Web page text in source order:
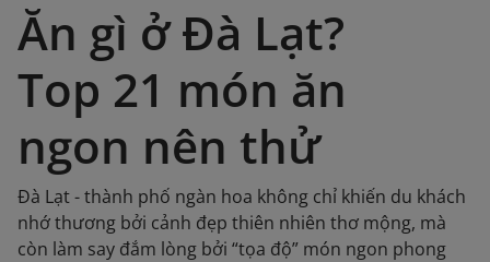
Ăn gì ở Đà Lạt?
Top 21 món ăn
ngon nên thử
Đà Lạt - thành phố ngàn hoa không chỉ khiến du khách
nhớ thương bởi cảnh đẹp thiên nhiên thơ mộng, mà
còn làm say đắm lòng bởi “tọa độ” món ngon phong